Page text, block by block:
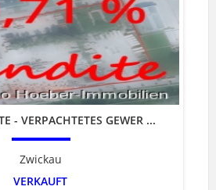
- VERPACHTETES GEWER ...
Zwickau
VERKAUFT